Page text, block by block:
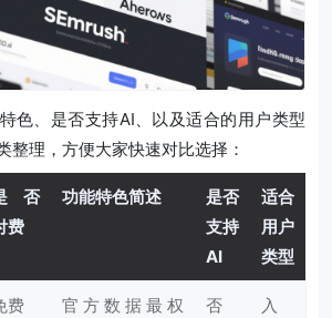
色、是否支持AI、以及适合的用户类型
整理，方便大家快速对比选择：
否
费
功能特色简述
是否
支持
AI
适合
用户
类型
费
官方数据最权
否
入